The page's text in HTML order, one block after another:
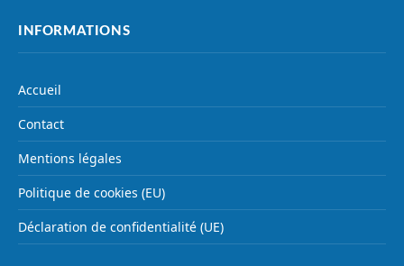
INFORMATIONS
Accueil
Contact
Mentions légales
Politique de cookies (EU)
Déclaration de confidentialité (UE)